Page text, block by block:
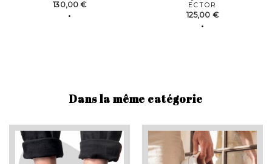
Prix
130,00 € ECTOR
Prix
125,00 €
Dans la même catégorie